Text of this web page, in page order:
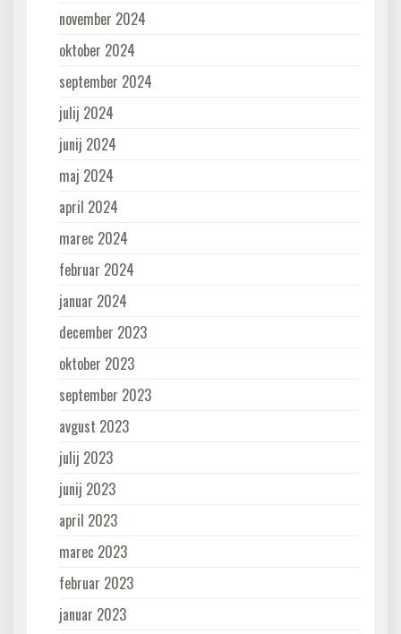
november 2024
oktober 2024
september 2024
julij 2024
junij 2024
maj 2024
april 2024
marec 2024
februar 2024
januar 2024
december 2023
oktober 2023
september 2023
avgust 2023
julij 2023
junij 2023
april 2023
marec 2023
februar 2023
januar 2023